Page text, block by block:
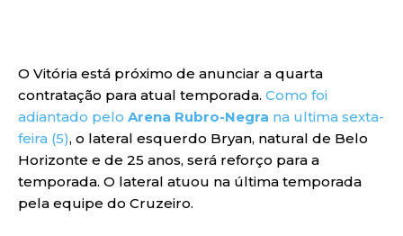
O Vitória está próximo de anunciar a quarta
contratação para atual temporada. Como foi
adiantado pelo Arena Rubro-Negra na ultima sexta-
feira (5), o lateral esquerdo Bryan, natural de Belo
Horizonte e de 25 anos, será reforço para a
temporada. O lateral atuou na última temporada
pela equipe do Cruzeiro.